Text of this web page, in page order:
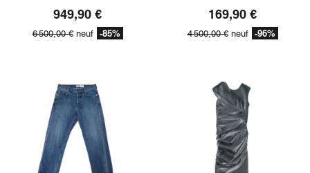
949,90 €
6 500,00 €neuf -85%
169,90 €
4 500,00 €neuf -96%